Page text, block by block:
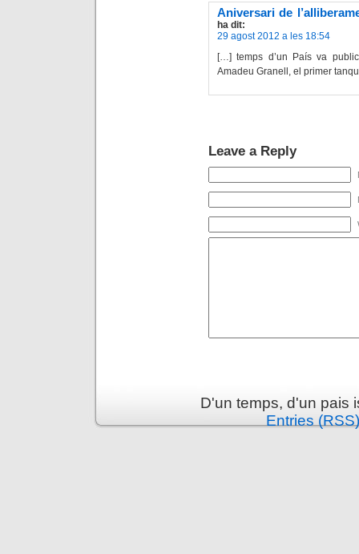
Aniversari de
ha dit:
29 agost 2012 a les 18:54
[…] temps d’un País va
Amadeu Granell, el primer
Leave a Reply
D'un temps, d'un pais
Entries (RSS)